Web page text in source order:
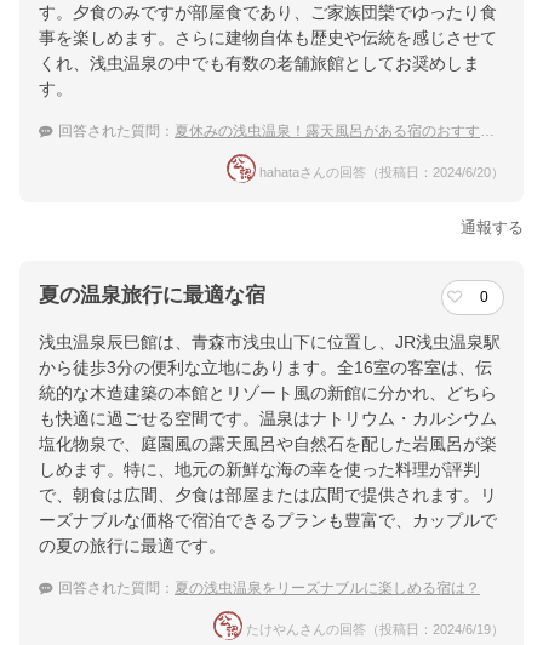
す。夕食のみですが部屋食であり、ご家族団欒でゆったり食
事を楽しめます。さらに建物自体も歴史や伝統を感じさせて
くれ、浅虫温泉の中でも有数の老舗旅館としてお奨めしま
す。
回答された質問： 夏休みの浅虫温泉！露天風呂がある宿のおすすめは？
hahataさんの回答（投稿日：2024/6/20）
通報する
夏の温泉旅行に最適な宿 0
浅虫温泉辰巳館は、青森市浅虫山下に位置し、JR浅虫温泉駅
から徒歩3分の便利な立地にあります。全16室の客室は、伝
統的な木造建築の本館とリゾート風の新館に分かれ、どちら
も快適に過ごせる空間です。温泉はナトリウム・カルシウム
塩化物泉で、庭園風の露天風呂や自然石を配した岩風呂が楽
しめます。特に、地元の新鮮な海の幸を使った料理が評判
で、朝食は広間、夕食は部屋または広間で提供されます。リ
ーズナブルな価格で宿泊できるプランも豊富で、カップルで
の夏の旅行に最適です。
回答された質問： 夏の浅虫温泉をリーズナブルに楽しめる宿は？
たけやんさんの回答（投稿日：2024/6/19）